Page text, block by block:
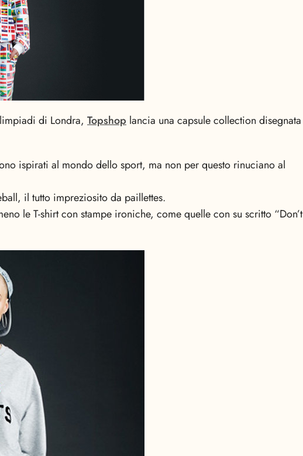
di Londra, Topshop lancia una capsule collection disegnata
ispirati al mondo dello sport, ma non per questo rinuciano al
il tutto impreziosito da paillettes.
le T-shirt con stampe ironiche, come quelle con su scritto “Don’t